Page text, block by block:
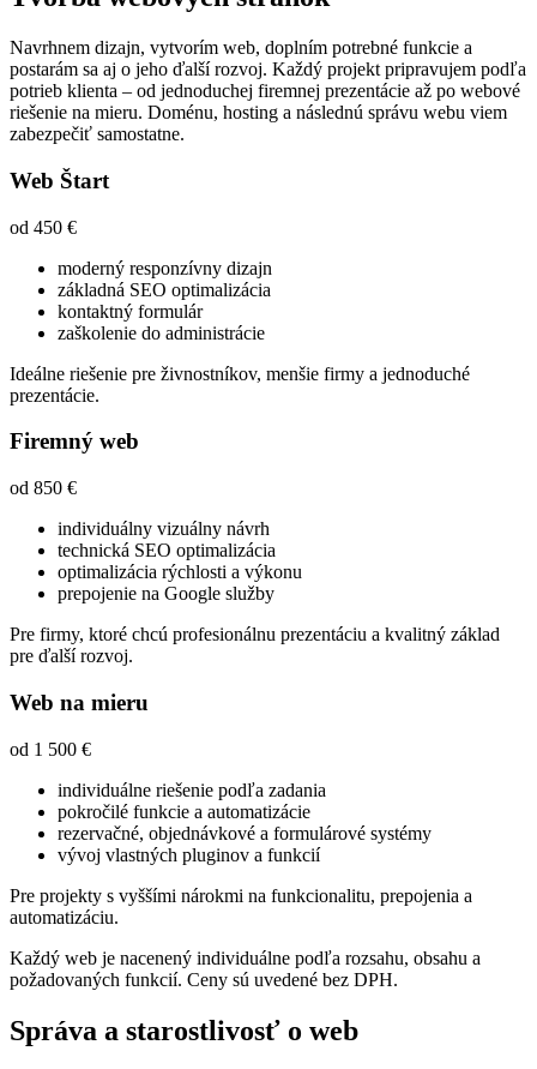
Navrhnem dizajn, vytvorím web, doplním potrebné funkcie a
postarám sa aj o jeho ďalší rozvoj. Každý projekt pripravujem podľa
potrieb klienta – od jednoduchej firemnej prezentácie až po webové
riešenie na mieru. Doménu, hosting a následnú správu webu viem
zabezpečiť samostatne.
Web Štart
od 450 €
moderný responzívny dizajn
základná SEO optimalizácia
kontaktný formulár
zaškolenie do administrácie
Ideálne riešenie pre živnostníkov, menšie firmy a jednoduché
prezentácie.
Firemný web
od 850 €
individuálny vizuálny návrh
technická SEO optimalizácia
optimalizácia rýchlosti a výkonu
prepojenie na Google služby
Pre firmy, ktoré chcú profesionálnu prezentáciu a kvalitný základ
pre ďalší rozvoj.
Web na mieru
od 1 500 €
individuálne riešenie podľa zadania
pokročilé funkcie a automatizácie
rezervačné, objednávkové a formulárové systémy
vývoj vlastných pluginov a funkcií
Pre projekty s vyššími nárokmi na funkcionalitu, prepojenia a
automatizáciu.
Každý web je nacenený individuálne podľa rozsahu, obsahu a
požadovaných funkcií. Ceny sú uvedené bez DPH.
Správa a starostlivosť o web